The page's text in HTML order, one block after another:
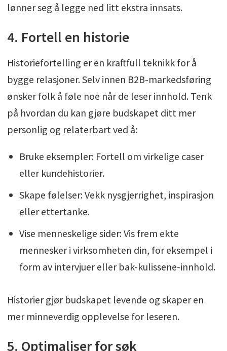
lønner seg å legge ned litt ekstra innsats.
4. Fortell en historie
Historiefortelling er en kraftfull teknikk for å
bygge relasjoner. Selv innen B2B-markedsføring
ønsker folk å føle noe når de leser innhold. Tenk
på hvordan du kan gjøre budskapet ditt mer
personlig og relaterbart ved å:
Bruke eksempler: Fortell om virkelige caser
eller kundehistorier.
Skape følelser: Vekk nysgjerrighet, inspirasjon
eller ettertanke.
Vise menneskelige sider: Vis frem ekte
mennesker i virksomheten din, for eksempel i
form av intervjuer eller bak-kulissene-innhold.
Historier gjør budskapet levende og skaper en
mer minneverdig opplevelse for leseren.
5. Optimaliser for søk